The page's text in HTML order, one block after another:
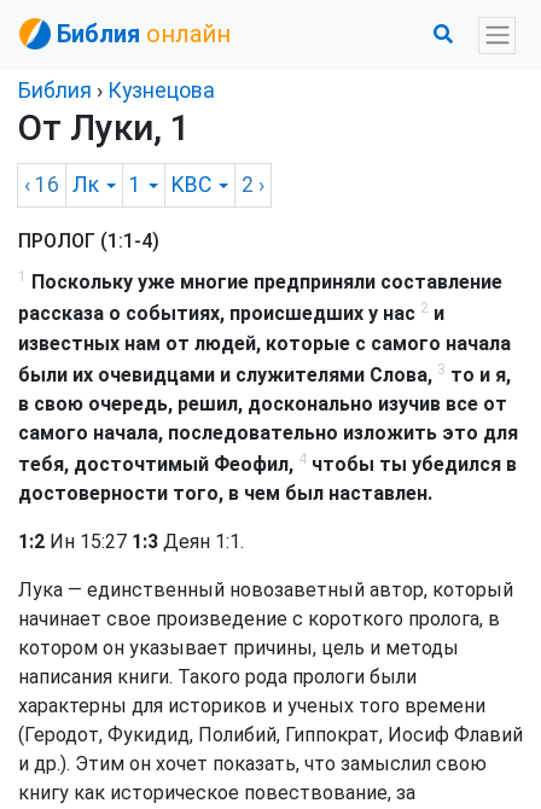
Библия онлайн
Библия › Кузнецова
От Луки, 1
‹ 16 Лк 1 KBC 2 ›
ПРОЛОГ (1:1-4)
1
Поскольку уже многие предприняли составление
рассказа о событиях, происшедших у нас 2 и
известных нам от людей, которые с самого начала
были их очевидцами и служителями Слова, 3 то и я,
в свою очередь, решил, досконально изучив все от
самого начала, последовательно изложить это для
тебя, досточтимый Феофил, 4 чтобы ты убедился в
достоверности того, в чем был наставлен.
1:2 Ин 15:27 1:3 Деян 1:1.
Лука — единственный новозаветный автор, который
начинает свое произведение с короткого пролога, в
котором он указывает причины, цель и методы
написания книги. Такого рода прологи были
характерны для историков и ученых того времени
(Геродот, Фукидид, Полибий, Гиппократ, Иосиф Флавий
и др.). Этим он хочет показать, что замыслил свою
книгу как историческое повествование, за